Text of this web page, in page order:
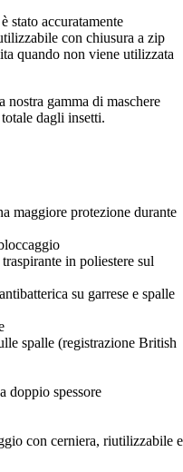
stato accuratamente
con chiusura a zip
quando non viene utilizzata
nostra gamma di maschere
dagli insetti.
maggiore protezione durante
in poliestere sul
su garrese e spalle
spalle (registrazione British
doppio spessore
con cerniera, riutilizzabile e